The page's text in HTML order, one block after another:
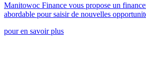
Manitowoc Finance vous propose un
abordable pour saisir de nouvelles
pour en savoir plus